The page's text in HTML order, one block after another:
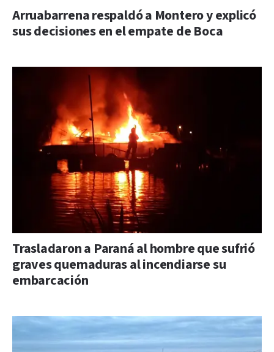
Arruabarrena respaldó a Montero y explicó
sus decisiones en el empate de Boca
Trasladaron a Paraná al hombre que sufrió
graves quemaduras al incendiarse su
embarcación